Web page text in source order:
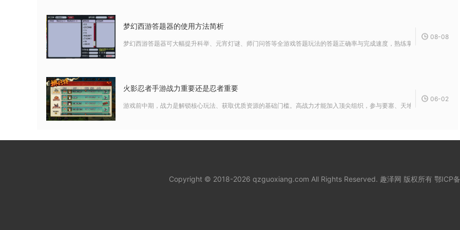
梦幻西游答题器的使用方法简析
梦幻西游答题器可大幅提升科举、元宵灯谜、师门问答等全游戏答题玩法的答题正确率与完成速度，熟练掌握检索、分类、
08-08
火影忍者手游战力重要还是忍者重要
游戏前中期，战力是解锁核心玩法、获取优质资源的基础门槛。高战力才能加入顶尖组织，参与要塞、天地战场、组织争霸
06-02
Copyright © 2018-2026 qzguoxiang.com All Rights Reserved. 趣泽网 版权所有 鄂ICP